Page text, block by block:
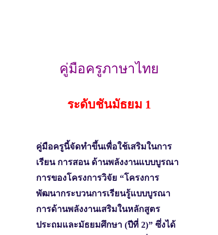
คู่มือครูภาษาไทย
ระดับชั้นมัธยม 1
คู่มือครูนี้จัดทําขึ้นเพื่อใช้เสริมในการ
เรียน การสอน ด้านพลังงานแบบบูรณา
การของโครงการวิจัย “โครงการ
พัฒนากระบวนการเรียนรู้แบบบูรณา
การด้านพลังงานเสริมในหลักสูตร
ประถมและมัธยมศึกษา (ปีที่ 2)” ซึ่งได้